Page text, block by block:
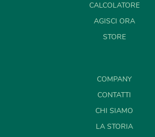
CALCOLATORE
AGISCI ORA
STORE
COMPANY
CONTATTI
CHI SIAMO
LA STORIA